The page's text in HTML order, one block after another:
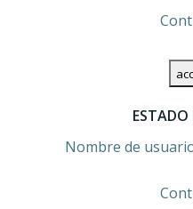
ESTADO
Nombre de